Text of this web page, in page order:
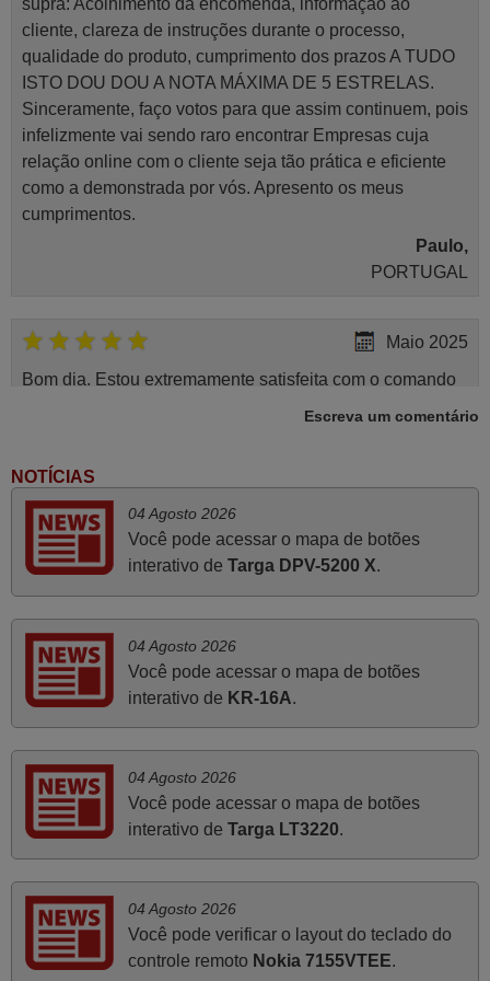
supra: Acolhimento da encomenda, informação ao
cliente, clareza de instruções durante o processo,
qualidade do produto, cumprimento dos prazos A TUDO
ISTO DOU DOU A NOTA MÁXIMA DE 5 ESTRELAS.
Sinceramente, faço votos para que assim continuem, pois
infelizmente vai sendo raro encontrar Empresas cuja
relação online com o cliente seja tão prática e eficiente
como a demonstrada por vós. Apresento os meus
cumprimentos.
Paulo,
PORTUGAL
Maio 2025
Bom dia. Estou extremamente satisfeita com o comando
como usar o comando sem usar por marca mas
passando pelos códigos. Ninguém em loja nenhuma me
tinha explicado como funcionar. Apenas diziam que
tinham comandos universais mas podiam não funcionar.
Edite,
A funcionar de imediato. 100%. Obrigado
PORTUGAL
Junho 2025
Já recebi o comando bem embalado mas não é de
origem mas trabalha bem, obrigada!..
Escreva um comentário
NOTÍCIAS
04 Agosto 2026
Você pode acessar o mapa de botões
interativo de Targa DPV-5200 X.
04 Agosto 2026
Você pode acessar o mapa de botões
interativo de KR-16A.
04 Agosto 2026
Você pode acessar o mapa de botões
interativo de Targa LT3220.
04 Agosto 2026
Você pode verificar o layout do teclado do
controle remoto Nokia 7155VTEE.